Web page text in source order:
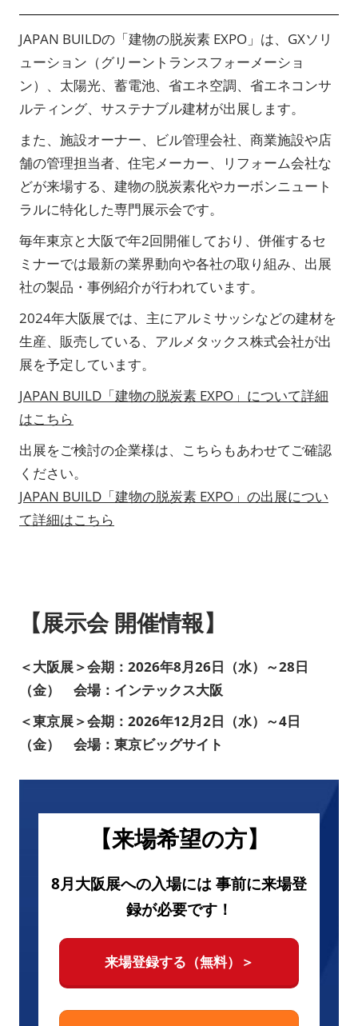
JAPAN BUILDの「建物の脱炭素 EXPO」は、GXソリ
ューション（グリーントランスフォーメーショ
ン）、太陽光、蓄電池、省エネ空調、省エネコンサ
ルティング、サステナブル建材が出展します。
また、施設オーナー、ビル管理会社、商業施設や店
舗の管理担当者、住宅メーカー、リフォーム会社な
どが来場する、建物の脱炭素化やカーボンニュート
ラルに特化した専門展示会です。
毎年東京と大阪で年2回開催しており、併催するセ
ミナーでは最新の業界動向や各社の取り組み、出展
社の製品・事例紹介が行われています。
2024年大阪展では、主にアルミサッシなどの建材を
生産、販売している、アルメタックス株式会社が出
展を予定しています。
JAPAN BUILD「建物の脱炭素 EXPO」について詳細
はこちら
出展をご検討の企業様は、こちらもあわせてご確認
ください。
JAPAN BUILD「建物の脱炭素 EXPO」の出展につい
て詳細はこちら
【展示会 開催情報】
＜大阪展＞会期：2026年8月26日（水）～28日
（金） 会場：インテックス大阪
＜東京展＞会期：2026年12月2日（水）～4日
（金） 会場：東京ビッグサイト
【来場希望の方】
8月大阪展への入場には 事前に来場登
録が必要です！
来場登録する（無料）＞